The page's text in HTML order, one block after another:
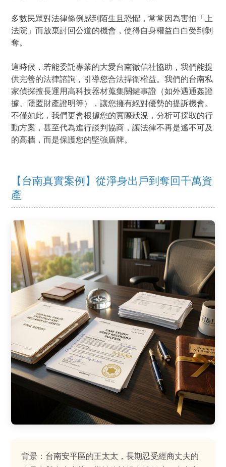
多數民眾對法律條例感到陌生且恐懼，常常因為害怕「上
法院」而放棄討回公道的機會，使得自身權益白白受到剝
奪。
這時候，若能委託專業的大愛台南徵信社協助，我們能提
供完善的法律諮詢，引導您合法捍衛權益。我們的台南私
家偵探擅長運用高科技器材蒐集關鍵事證（如外遇通姦證
據、隱匿財產證明等），讓您擁有絕對優勢的提訴機會。
不僅如此，我們更會根據您的實際狀況，分析可採取的行
動方案，甚至代為進行談判協商，讓法律不再是遙不可及
的高牆，而是保護您的堅強盾牌。
【台南真實案例】從淨身出戶到奪回千萬資
產
背景： 台南安平區的王太太，長期忍受經商丈夫的